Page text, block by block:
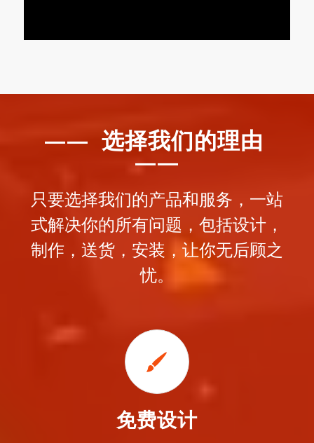
—— 选择我们的理由
——
只要选择我们的产品和服务，一站
式解决你的所有问题，包括设计，
制作，送货，安装，让你无后顾之
忧。
免费设计